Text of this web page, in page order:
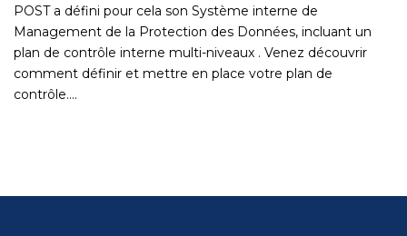
POST a défini pour cela son Système interne de
Management de la Protection des Données, incluant un
plan de contrôle interne multi-niveaux . Venez découvrir
comment définir et mettre en place votre plan de
contrôle….